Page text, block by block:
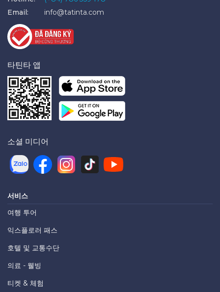
Email:
info@tatinta.com
타틴타 앱
소셜 미디어
서비스
여행 투어
익스플로러 패스
호텔 및 교통수단
의료 - 웰빙
티켓 & 체험